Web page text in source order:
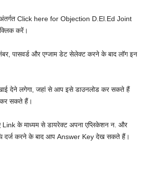
अंतर्गत Click here for Objection D.El.Ed Joint
करें।
पासवर्ड और एग्जाम डेट सेलेक्ट करने के बाद लॉग इन
देने लगेगा, जहां से आप इसे डाउनलोड कर सकते हैं
कर सकते हैं।
Link के माध्यम से डायरेक्ट अपना एप्लिकेशन न. और
दर्ज करने के बाद आप Answer Key देख सकते हैं।